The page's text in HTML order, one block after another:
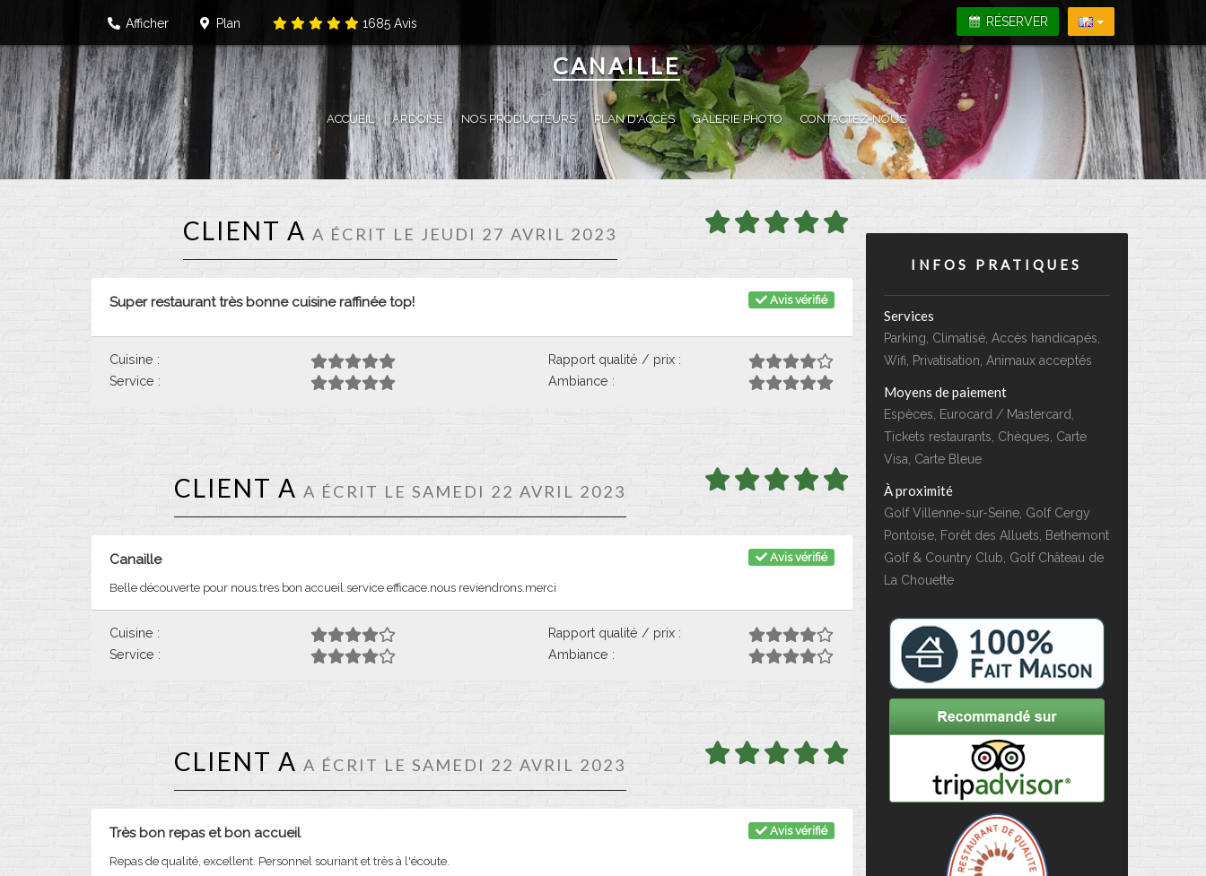
RÉSERVER
Afficher Plan 1685 Avis
CANAILLE
ACCUEIL ARDOISE NOS PRODUCTEURS PLAN D'ACCÈS GALERIE PHOTO CONTACTEZ-NOUS
CLIENT A A ÉCRIT LE JEUDI 27 AVRIL 2023
Avis vérifié
Super restaurant très bonne cuisine raffinée top!
Cuisine :
Rapport qualité / prix :
Service :
Ambiance :
CLIENT A A ÉCRIT LE SAMEDI 22 AVRIL 2023
Avis vérifié
Canaille
Belle découverte pour nous.tres bon accueil.service efficace.nous reviendrons.merci
Cuisine :
Rapport qualité / prix :
Service :
Ambiance :
CLIENT A A ÉCRIT LE SAMEDI 22 AVRIL 2023
Avis vérifié
Très bon repas et bon accueil
Repas de qualité, excellent. Personnel souriant et très à l'écoute.
INFOS PRATIQUES
Services
Parking, Climatisé, Accès handicapés,
Wifi, Privatisation, Animaux acceptés
Moyens de paiement
Espèces, Eurocard / Mastercard,
Tickets restaurants, Chèques, Carte
Visa, Carte Bleue
À proximité
Golf Villenne-sur-Seine, Golf Cergy
Pontoise, Forêt des Alluets, Bethemont
Golf & Country Club, Golf Château de
La Chouette